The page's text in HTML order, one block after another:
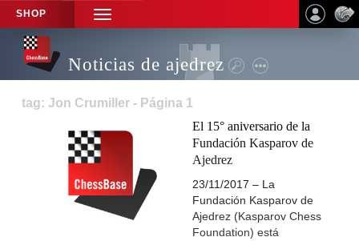
SHOP
TOGGLE
NAVIGATION
Noticias de ajedrez
tag: Jon Crumiller - Página 1
El 15° aniversario de la
Fundación Kasparov de
Ajedrez
23/11/2017 – La
Fundación Kasparov de
Ajedrez (Kasparov Chess
Foundation) está